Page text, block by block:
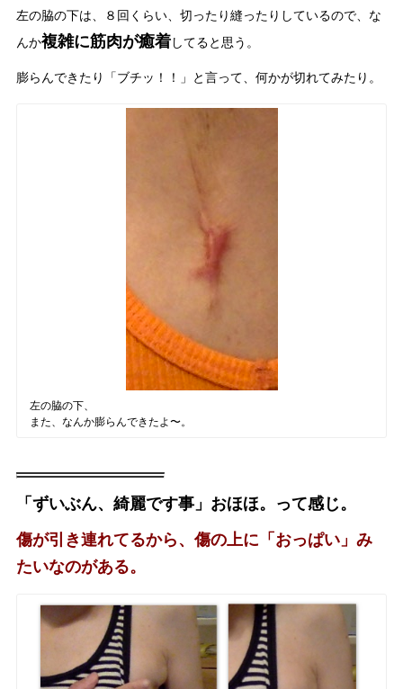
左の脇の下は、８回くらい、切ったり縫ったりしているので、な
んか複雑に筋肉が癒着してると思う。
膨らんできたり「ブチッ！！」と言って、何かが切れてみたり。
左の脇の下、
また、なんか膨らんできたよ〜。
「ずいぶん、綺麗です事」おほほ。って感じ。
傷が引き連れてるから、傷の上に「おっぱい」み
たいなのがある。